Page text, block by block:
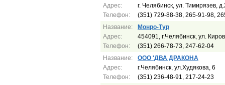
Адрес:
Телефон:
г. Челябинск, ул. Тимирязев,
(351) 729-88-38, 265-91-98,
Название:
Адрес:
Телефон:
Монро-Тур
454091, г.Челябинск, ул.
(351) 266-78-73, 247-62-04
Название:
Адрес:
Телефон:
ООО 'ДВА ДРАКОНА
г.Челябинск, ул.Худякова, 6
(351) 236-48-91, 217-24-23